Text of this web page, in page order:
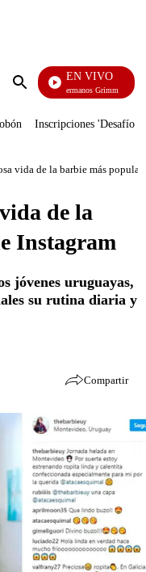
Enviar
EN VIVO
Inscripciones 'Desafío'
vida de la barbie más popular
de la
Instagram
jóvenes uruguayas,
su rutina diaria y
Compartir